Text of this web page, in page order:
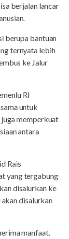
berjalan lancar
berupa bantuan
ternyata lebih
ke Jalur
RI
untuk
juga memperkuat
antara
Rais
yang tergabung
disalurkan ke
disalurkan
manfaat.